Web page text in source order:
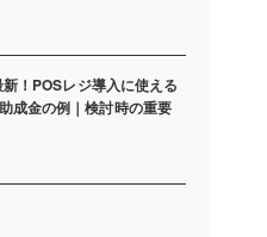
！POSレジ導入に使える
成金の例｜検討時の重要